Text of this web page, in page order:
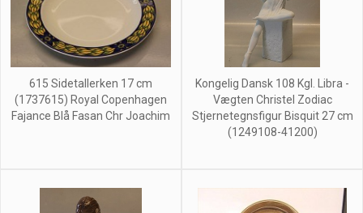
615 Sidetallerken 17 cm
(1737615) Royal Copenhagen
Fajance Blå Fasan Chr Joachim
Kongelig Dansk 108 Kgl. Libra -
Vægten Christel Zodiac
Stjernetegnsfigur Bisquit 27 cm
(1249108-41200)